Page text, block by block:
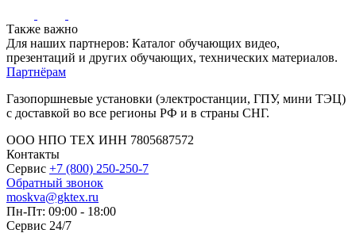
Также важно
Для наших партнеров: Каталог обучающих видео,
презентаций и других обучающих, технических материалов.
Партнёрам
Газопоршневые установки (электростанции, ГПУ, мини ТЭЦ)
с доставкой во все регионы РФ и в страны СНГ.
ООО НПО ТЕХ ИНН 7805687572
Контакты
Сервис +7 (800) 250-250-7
Обратный звонок
moskva@gktex.ru
Пн-Пт: 09:00 - 18:00
Сервис 24/7